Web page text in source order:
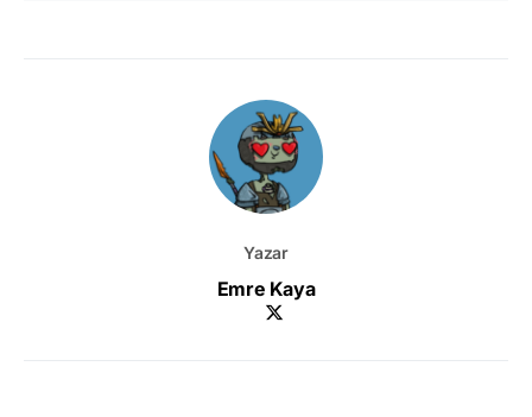
Yazar
Emre Kaya